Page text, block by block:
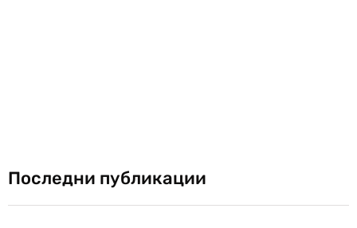
Последни публикации